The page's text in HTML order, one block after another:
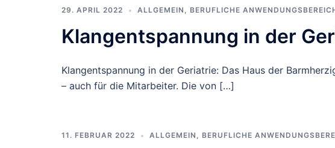
29. APRIL 2022 ALLGEMEIN , BERUFLICHE
Klangentspannung in der
Klangentspannung in der Geriatrie: Das Haus der
– auch für die Mitarbeiter. Die von […]
11. FEBRUAR 2022 ALLGEMEIN , BERUFLICHE